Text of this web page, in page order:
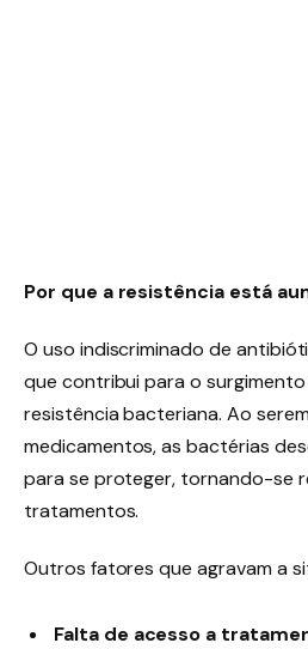
Por que a resistência está
O uso indiscriminado de
que contribui para o
resistência bacteriana. Ao
medicamentos, as bactérias
para se proteger, tornando-se
tratamentos.
Outros fatores que agravam a
Falta de acesso a